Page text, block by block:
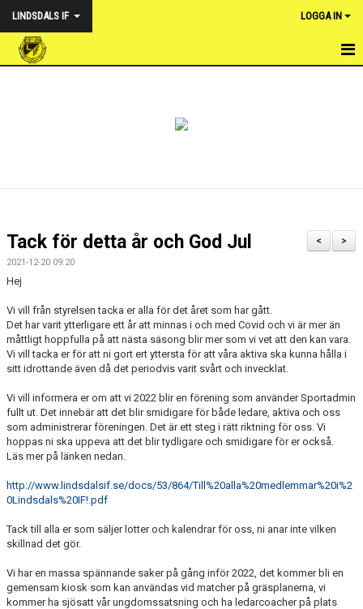
LINDSDALS IF LOGGA IN
DOKUMENT & POLICY
FOTBOLLSUTVECKLARE
BOKA KLUBBLOKALEN
ICA & YOUR SOURCE
>
<
Tack för detta år och God Jul
2021-12-20 09:20
Hej
Vi vill från styrelsen tacka er alla för det året som har gått.
Det har varit ytterligare ett år att minnas i och med Covid och vi är mer än
måttligt hoppfulla på att nästa säsong blir mer som vi vet att den kan vara.
Vi vill tacka er för att ni gort ert yttersta för att våra aktiva ska kunna hålla i
sitt idrottande även då det periodvis varit svårt och invecklat.
Vi vill informera er om att vi 2022 blir en förening som använder Sportadmin
fullt ut. Det innebär att det blir smidigare för både ledare, aktiva och oss
som administrerar föreningen. Det är ett steg i rätt riktning för oss. Vi
hoppas ni ska uppeva att det blir tydligare och smidigare för er också.
Läs mer på länken nedan.
http://www.lindsdalsif.se/docs/53/864/Till%20alla%20medlemmar%20i%2
0Lindsdals%20IF!.pdf
Tack till alla er som säljer lotter och kalendrar för oss, ni anar inte vilken
skillnad det gör.
Vi har en massa spännande saker på gång inför 2022, det kommer bli en
gemensam kiosk som kan användas vid matcher på gräsplanerna, vi
kommer ha sjösatt vår ungdomssatsning och ha ledarcoacher på plats